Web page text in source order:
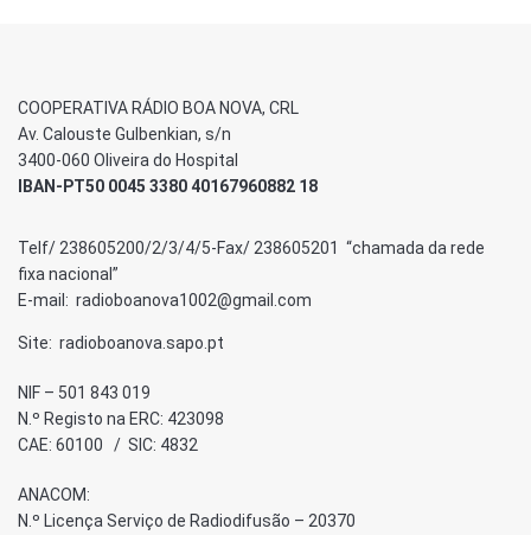
COOPERATIVA RÁDIO BOA NOVA, CRL
Av. Calouste Gulbenkian, s/n
3400-060 Oliveira do Hospital
IBAN-PT50 0045 3380 40167960882 18
Telf/ 238605200/2/3/4/5-Fax/ 238605201 “chamada da rede
fixa nacional”
E-mail: radioboanova1002@gmail.com
Site: radioboanova.sapo.pt
NIF – 501 843 019
N.º Registo na ERC: 423098
CAE: 60100 / SIC: 4832
ANACOM:
N.º Licença Serviço de Radiodifusão – 20370